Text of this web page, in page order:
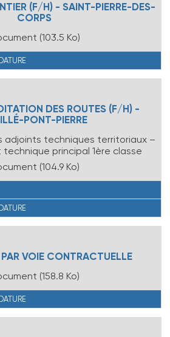
(F/H) - SAINT-PIERRE-DES-
CORPS
(103.5 Ko)
DES ROUTES (F/H) -
PONT-PIERRE
adjoints techniques territoriaux –
principal 1ère classe
(104.9 Ko)
VOIE CONTRACTUELLE
(158.8 Ko)